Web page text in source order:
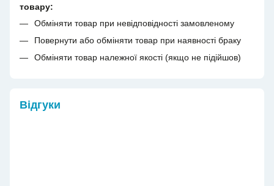
товару:
Обміняти товар при невідповідності замовленому
Повернути або обміняти товар при наявності браку
Обміняти товар належної якості (якщо не підійшов)
Відгуки